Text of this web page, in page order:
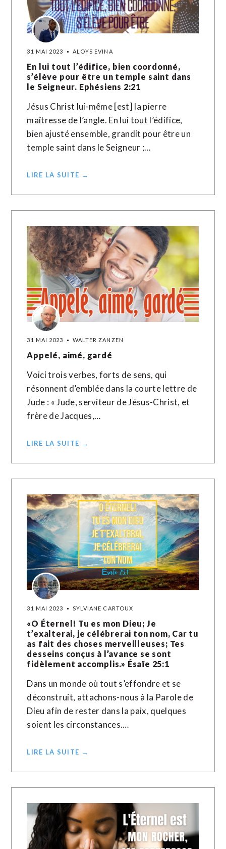
31 MAI 2023 ALOYS EVINA
En lui tout l’édifice, bien coordonné,
s’élève pour être un temple saint dans
le Seigneur. Ephésiens 2:21
Jésus Christ lui-même [est] la pierre
maîtresse de l’angle. En lui tout l’édifice,
bien ajusté ensemble, grandit pour être un
temple saint dans le Seigneur ;…
LIRE LA SUITE →
31 MAI 2023 WALTER ZANZEN
Appelé, aimé, gardé
Voici trois verbes, forts de sens, qui
résonnent d’emblée dans la courte lettre de
Jude : « Jude, serviteur de Jésus-Christ, et
frère de Jacques,…
LIRE LA SUITE →
31 MAI 2023 SYLVIANE CARTOUX
«O Éternel! Tu es mon Dieu; Je
t’exalterai, je célébrerai ton nom, Car tu
as fait des choses merveilleuses; Tes
desseins conçus à l’avance se sont
fidèlement accomplis.» Ésaïe‬ ‭25‬:‭1‬ ‭
Dans un monde où tout s’effondre et se
déconstruit, attachons-nous à la Parole de
Dieu afin de rester dans la paix, quelques
soient les circonstances.…
LIRE LA SUITE →